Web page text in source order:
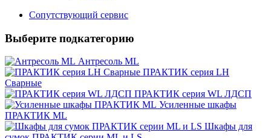
Сопутствующий сервис
Выберите подкатегорию
Антресоль ML
ПРАКТИК серия LH
Сварные
ПРАКТИК серия WL ЛДСП
Усиленные шкафы
ПРАКТИК ML
Шкафы для